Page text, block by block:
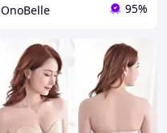
OnoBelle 95%